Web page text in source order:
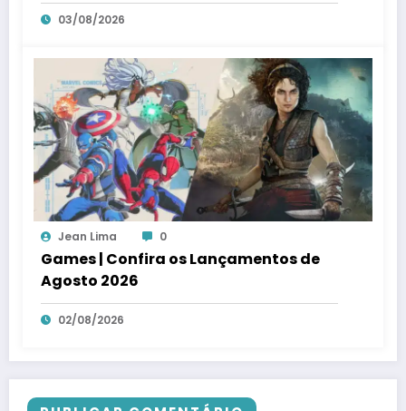
03/08/2026
Jean Lima 0
Games | Confira os Lançamentos de
Agosto 2026
02/08/2026